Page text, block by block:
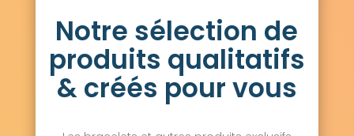
Notre sélection de
produits qualitatifs
& créés pour vous